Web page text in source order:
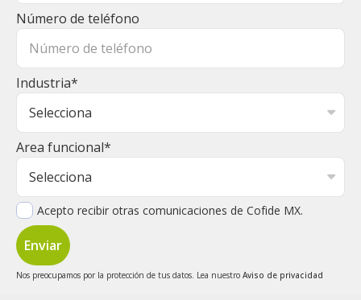
Número de teléfono
Industria*
Area funcional*
Acepto recibir otras comunicaciones de Cofide MX.
Nos preocupamos por la protección de tus datos. Lea nuestro Aviso de privacidad